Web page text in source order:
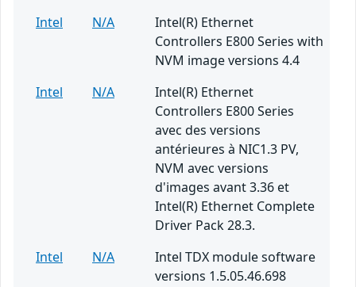
Intel
N/A
Intel(R) Ethernet
Controllers E800 Series with
NVM image versions 4.4
Intel
N/A
Intel(R) Ethernet
Controllers E800 Series
avec des versions
antérieures à NIC1.3 PV,
NVM avec versions
d'images avant 3.36 et
Intel(R) Ethernet Complete
Driver Pack 28.3.
Intel
N/A
Intel TDX module software
versions 1.5.05.46.698